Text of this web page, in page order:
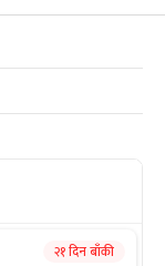
२१ दिन बाँकी